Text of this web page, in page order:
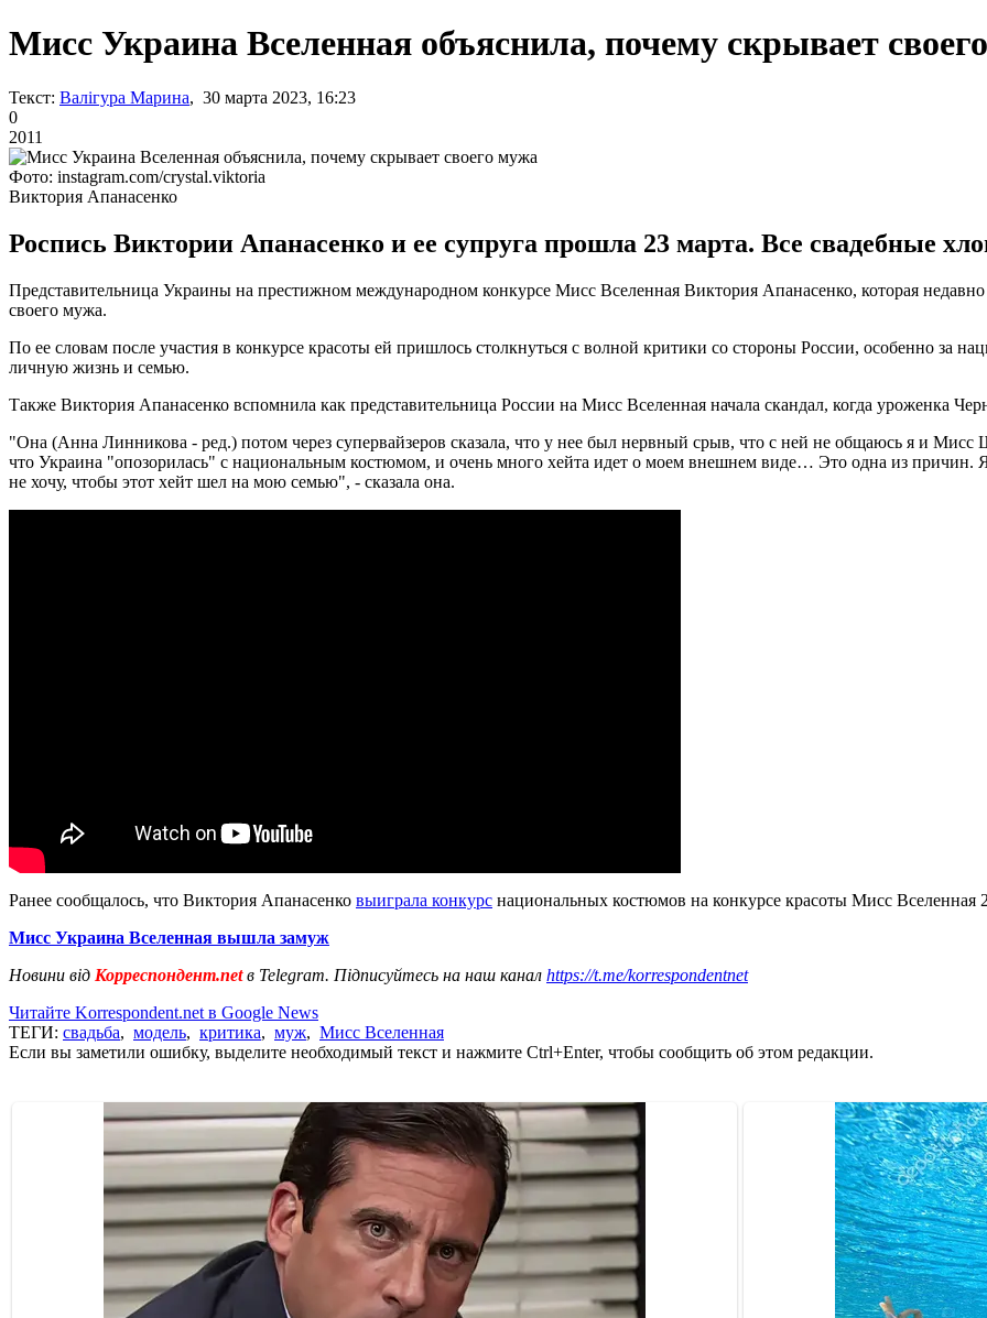
Мисс Украина Вселенная объяснила, почему скрывает
Текст: Валігура Марина, 30 марта 2023, 16:23
0
2011
Фото: instagram.com/crystal.viktoria
Виктория Апанасенко
Роспись Виктории Апанасенко и ее супруга прошла 23 марта. Все свадебные
Представительница Украины на престижном международном конкурсе Мисс Вселенная Виктория Апанасенко, которая
своего мужа.
По ее словам после участия в конкурсе красоты ей пришлось столкнуться с волной критики со стороны России, особенно за
личную жизнь и семью.
Также Виктория Апанасенко вспомнила как представительница России на Мисс Вселенная начала скандал, когда уроженка
"Она (Анна Линникова - ред.) потом через супервайзеров сказала, что у нее был нервный срыв, что с ней не общаюсь я и
что Украина "опозорилась" с национальным костюмом, и очень много хейта идет о моем внешнем виде… Это одна из причин.
не хочу, чтобы этот хейт шел на мою семью", - сказала она.
Ранее сообщалось, что Виктория Апанасенко выиграла конкурс национальных костюмов на конкурсе красоты Мисс Вселенная
Мисс Украина Вселенная вышла замуж
Новини від Корреспондент.netв Telegram. Підписуйтесь на наш канал https://t.me/korrespondentnet
Читайте Korrespondent.net в Google News
ТЕГИ: свадьба, модель, критика, муж, Мисс Вселенная
Если вы заметили ошибку, выделите необходимый текст и нажмите Ctrl+Enter, чтобы сообщить об этом редакции.